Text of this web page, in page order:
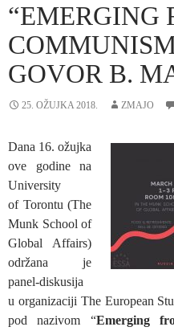
“EMERGING
GOVOR B.
25. OŽUJKA 2018. ZMAJO
Dana 16. ožujka
ove godine na
University
of Torontu (The
Munk School of
Global Affairs)
održana je
panel-diskusija
u organizaciji The European
pod nazivom “Emerging